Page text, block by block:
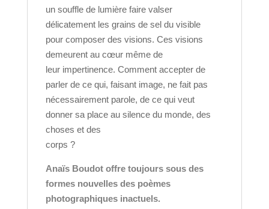
un souffle de lumière faire valser
délicatement les grains de sel du visible
pour composer des visions. Ces visions
demeurent au cœur même de
leur impertinence. Comment accepter de
parler de ce qui, faisant image, ne fait pas
nécessairement parole, de ce qui veut
donner sa place au silence du monde, des
choses et des
corps ?
Anaïs Boudot offre toujours sous des
formes nouvelles des poèmes
photographiques inactuels.